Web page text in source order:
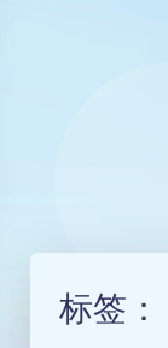
标签：